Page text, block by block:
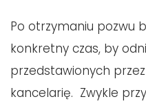
Po otrzymaniu pozwu
konkretny czas, by
przedstawionych
kancelarię. Zwykle